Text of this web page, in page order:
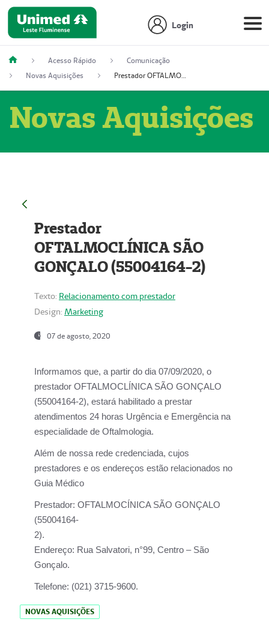
Login
Acesso Rápido
Comunicação
Novas Aquisições
Prestador OFTALMOCLÍNICA SÃO GONÇALO (55004164-2)
Novas Aquisições
Prestador
OFTALMOCLÍNICA SÃO
GONÇALO (55004164-2)
Texto: Relacionamento com prestador
Design: Marketing
07 de agosto, 2020
Informamos que, a partir do dia07/09/2020, o
prestador OFTALMOCLÍNICA SÃO GONÇALO
(55004164-2), estará habilitado a prestar
atendimentos 24 horas Urgência e Emergência na
especialidade de Oftalmologia.
Além de nossa rede credenciada, cujos
prestadores e os endereços estão relacionados no
Guia Médico
Prestador: OFTALMOCÍNICA SÃO GONÇALO
(55004164-
2).
Endereço: Rua Salvatori, n°99, Centro – São
Gonçalo.
Telefone: (021) 3715-9600.
NOVAS AQUISIÇÕES